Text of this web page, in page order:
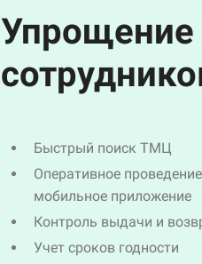
Упрощение
Быстрый поиск ТМЦ
Оперативное
мобильное приложение
Контроль выдачи и
Учет сроков годности